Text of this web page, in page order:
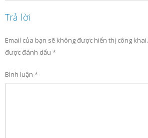
Trả lời
Email của bạn sẽ không được hiển thị công khai.
được đánh dấu *
Bình luận *